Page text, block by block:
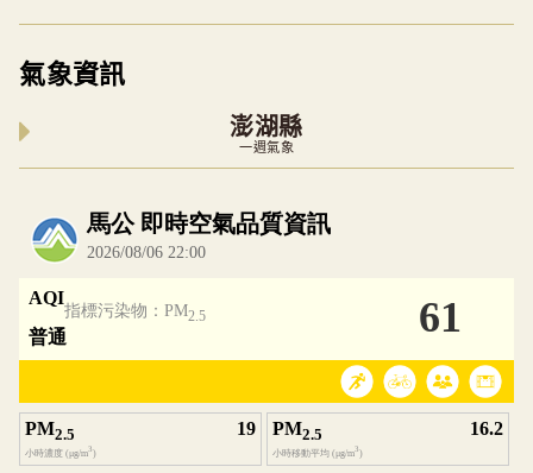
氣象資訊
澎湖縣
一週氣象
內嵌空氣品質小工具為視覺預覽，完整即時空